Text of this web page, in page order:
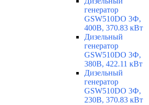
генератор
GSW510DO 3Ф,
400В, 370.83 кВт
Дизельный
генератор
GSW510DO 3Ф,
380В, 422.11 кВт
Дизельный
генератор
GSW510DO 3Ф,
230В, 370.83 кВт